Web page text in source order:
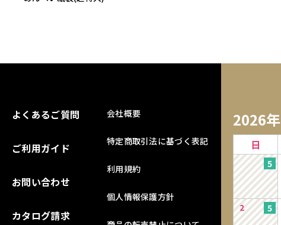
2026年
日
2
よくあるご質問
ご利用ガイド
お問い合わせ
カタログ請求
会社概要
特定商取引法に基づく表記
利用規約
個人情報保護方針